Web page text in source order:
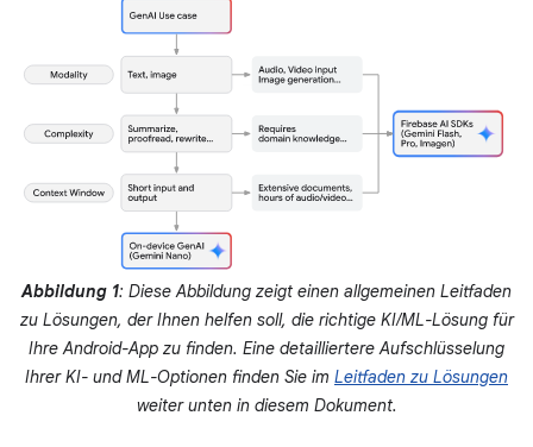
Abbildung 1: Diese Abbildung zeigt einen allgemeinen Leitfaden
zu Lösungen, der Ihnen helfen soll, die richtige KI/ML-Lösung für
Ihre Android-App zu finden. Eine detailliertere Aufschlüsselung
Ihrer KI- und ML-Optionen finden Sie im Leitfaden zu Lösungen
weiter unten in diesem Dokument.